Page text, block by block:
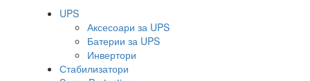
UPS
Аксесоари за UPS
Батерии за UPS
Инвертори
Стабилизатори